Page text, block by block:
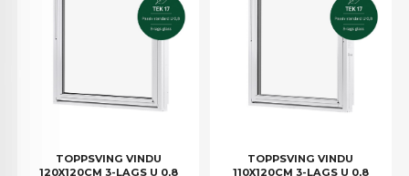
TOPPSVING VINDU
120X120CM 3-LAGS U 0,8
TOPPSVING VINDU
110X120CM 3-LAGS U 0,8